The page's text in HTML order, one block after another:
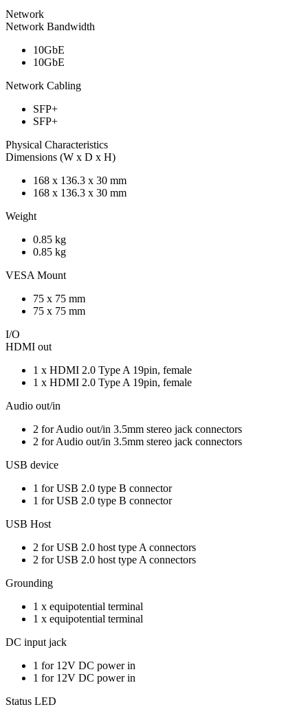
Network
Network Bandwidth
10GbE
10GbE
Network Cabling
SFP+
SFP+
Physical Characteristics
Dimensions (W x D x H)
168 x 136.3 x 30 mm
168 x 136.3 x 30 mm
Weight
0.85 kg
0.85 kg
VESA Mount
75 x 75 mm
75 x 75 mm
I/O
HDMI out
1 x HDMI 2.0 Type A 19pin, female
1 x HDMI 2.0 Type A 19pin, female
Audio out/in
2 for Audio out/in 3.5mm stereo jack connectors
2 for Audio out/in 3.5mm stereo jack connectors
USB device
1 for USB 2.0 type B connector
1 for USB 2.0 type B connector
USB Host
2 for USB 2.0 host type A connectors
2 for USB 2.0 host type A connectors
Grounding
1 x equipotential terminal
1 x equipotential terminal
DC input jack
1 for 12V DC power in
1 for 12V DC power in
Status LED